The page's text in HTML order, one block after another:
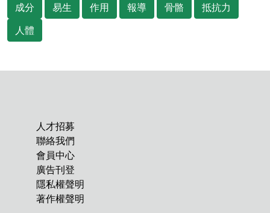
成分
易生 作用 報導 骨骼
抵抗力
人體
人才招募
聯絡我們
會員中心
廣告刊登
隱私權聲明
著作權聲明